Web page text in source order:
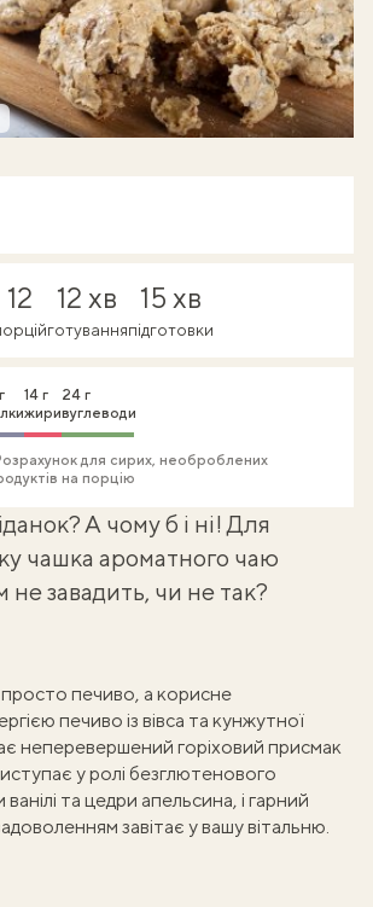
12 12 хв
готування
15 хв
підготовки
14 г
жири
24 г
вуглеводи
для сирих, необроблених
на порцію
А чому б і ні! Для
чашка ароматного чаю
не завадить, чи не так?
печиво, а корисне
печиво із вівса та кунжутної
неперевершений горіховий присмак
у ролі безглютенового
та цедри апельсина, і гарний
завітає у вашу вітальню.